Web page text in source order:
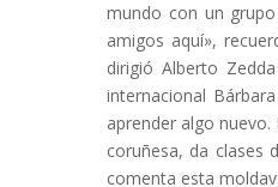
mundo con un
amigos aquí»,
dirigió Alberto
internacional
aprender algo
coruñesa, da clases
comenta esta